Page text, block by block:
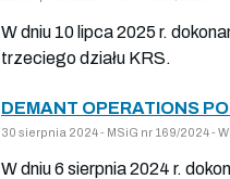
W dniu 10 lipca 2025 r.
trzeciego działu KRS.
DEMANT OPERATIONS
30 sierpnia 2024 - MSiG nr 169/2024 -
W dniu 6 sierpnia 2024 r.